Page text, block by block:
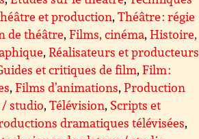
et production,Théâtre : régie
de théâtre,Films, cinéma,Histoire,
,Réalisateurs et producteurs
et critiques de film,Film :
,Films d’animations,Production
/ studio,Télévision, Scripts et
dramatiques télévisées,